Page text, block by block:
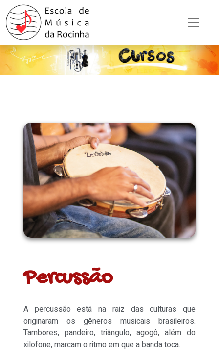
Percussão
A percussão está na raiz das culturas que
originaram os gêneros musicais brasileiros.
Tambores, pandeiro, triângulo, agogô, além do
xilofone, marcam o ritmo em que a banda toca.